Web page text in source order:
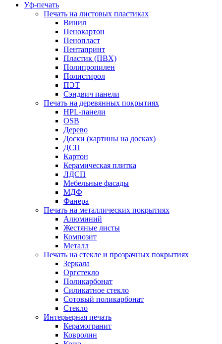
Уф-печать
Печать на листовых пластиках
Винил
Пенокартон
Пенопласт
Пентапринт
Пластик (ПВХ)
Полипропилен
Полистирол
ПЭТ
Сэндвич панели
Печать на деревянных покрытиях
HPL-панели
OSB
Дерево
Доски (картины на досках)
ДСП
Картон
Керамическая плитка
ЛДСП
Мебельные фасады
МДФ
Фанера
Печать на металлических покрытиях
Алюминий
Жестяные листы
Композит
Металл
Печать на стекле и прозрачных покрытиях
Зеркала
Оргстекло
Поликарбонат
Силикатное стекло
Сотовый поликарбонат
Стекло
Интерьерная печать
Керамогранит
Ковролин